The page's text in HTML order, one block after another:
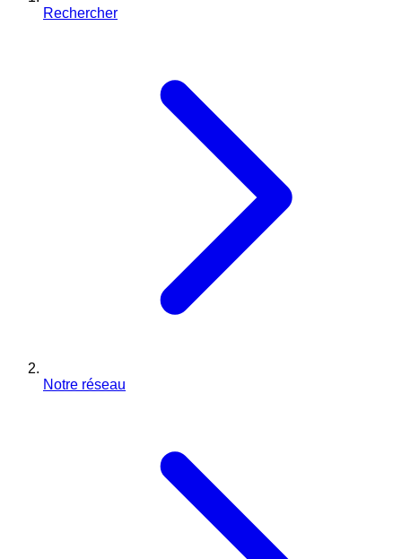
Rechercher
Notre réseau